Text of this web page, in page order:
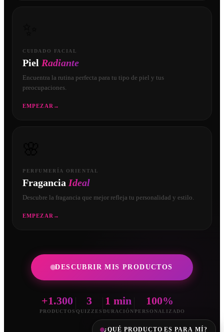
¿QUÉ PRODUCTO ES PARA MÍ?
CUIDADO FACIAL
Piel Radiante
Encuentra la rutina perfecta para tu tipo de piel y tus
preocupaciones.
EMPEZAR →
PERFUMERÍA ORIENTAL
Fragancia Ideal
Descubre la fragancia que mejor refleja tu personalidad y estilo.
EMPEZAR →
DESCUBRIR MIS PRODUCTOS
+1.300
PRODUCTOS
3
QUIZZES
1 min
DURACIÓN
100%
PERSONALIZADO